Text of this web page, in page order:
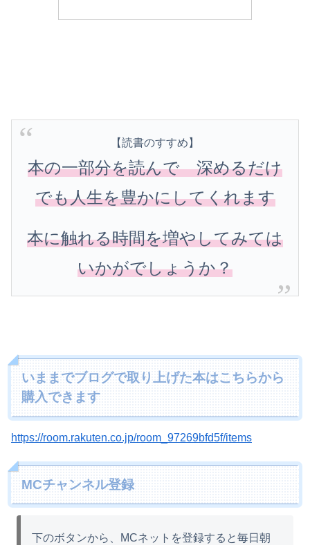
【読書のすすめ】
本の一部分を読んで 深めるだけ
でも人生を豊かにしてくれます
本に触れる時間を増やしてみては
いかがでしょうか？
いままでブログで取り上げた本はこちらから
購入できます
https://room.rakuten.co.jp/room_97269bfd5f/items
MCチャンネル登録
下のボタンから、MCネットを登録すると毎日朝